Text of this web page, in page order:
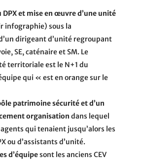
DPX et mise en œuvre d’une unité
infographie) sous la
dirigeant d’unité regroupant
SE, caténaire et SM. Le
territoriale est le N+1 du
qui « est en orange sur le
patrimoine sécurité et d’un
organisation dans lequel
qui tenaient jusqu’alors les
ou d’assistants d’unité.
d’équipesont les anciens CEV